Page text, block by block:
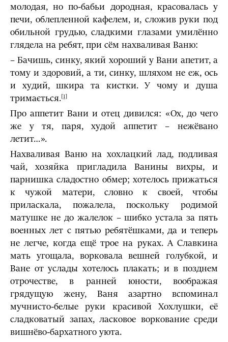
молодая, но по-бабьи дородная, красовалась у
печи, облепленной кафелем, и, сложив руки под
обильной грудью, сладкими глазами умилённо
глядела на ребят, при сём нахваливая Ваню:
– Бачишь, синку, який хороший у Вани апетит, а
тому и здоровий, а ти, синку, шляхом не еж, ось
и худий, шкира та кистки. У чому и душа
тримається.[1]
Про аппетит Вани и отец дивился: «Ох, до чего
же у тя, паря, худой аппетит – нежёвано
летит…».
Нахваливая Ваню на хохлацкий лад, подливая
чай, хозяйка пригладила Ванины вихры, и
парнишка сладостно обмер; хотелось прижаться
к чужой матери, словно к своей, чтобы
приласкала, пожалела, поскольку родимой
матушке не до жалелок – шибко устала за пять
военных лет с пятью ребятёшками, да и теперь
не легче, когда ещё трое на руках. А Славкина
мать угощала, ворковала вешней голубкой, и
Ване от услады хотелось плакать; и в позднем
отрочестве, в ранней юности, воображая
грядущую жену, Ваня азартно вспоминал
мучнисто-белые руки красивой Хохлушки, её
сладковатый запах, ласковое воркование среди
вишнёво-бархатного уюта.